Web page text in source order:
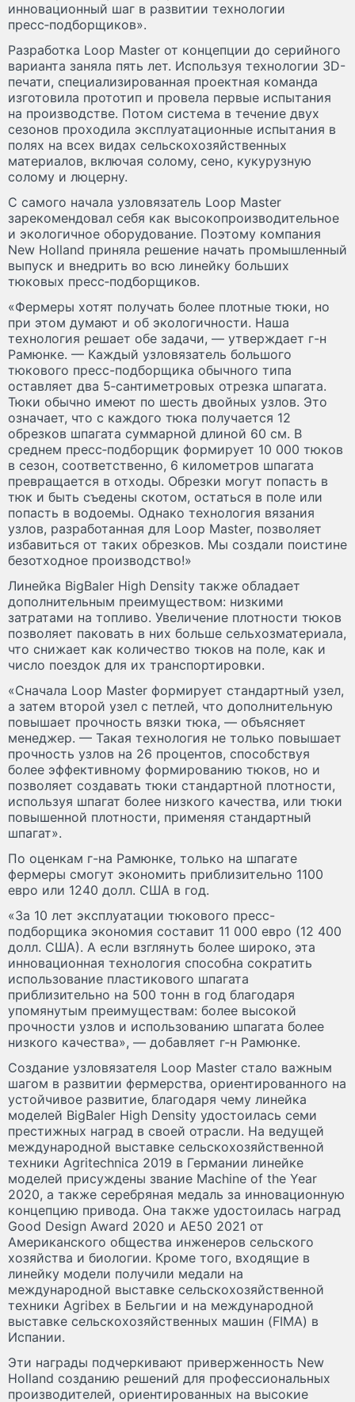
инновационный шаг в развитии технологии
пресс‑подборщиков».
Разработка Loop Master от концепции до серийного
варианта заняла пять лет. Используя технологии 3D-
печати, специализированная проектная команда
изготовила прототип и провела первые испытания
на производстве. Потом система в течение двух
сезонов проходила эксплуатационные испытания в
полях на всех видах сельскохозяйственных
материалов, включая солому, сено, кукурузную
солому и люцерну.
С самого начала узловязатель Loop Master
зарекомендовал себя как высокопроизводительное
и экологичное оборудование. Поэтому компания
New Holland приняла решение начать промышленный
выпуск и внедрить во всю линейку больших
тюковых пресс‑подборщиков.
«Фермеры хотят получать более плотные тюки, но
при этом думают и об экологичности. Наша
технология решает обе задачи, — утверждает г-н
Рамюнке. — Каждый узловязатель большого
тюкового пресс-подборщика обычного типа
оставляет два 5‑сантиметровых отрезка шпагата.
Тюки обычно имеют по шесть двойных узлов. Это
означает, что с каждого тюка получается 12
обрезков шпагата суммарной длиной 60 см. В
среднем пресс‑подборщик формирует 10 000 тюков
в сезон, соответственно, 6 километров шпагата
превращается в отходы. Обрезки могут попасть в
тюк и быть съедены скотом, остаться в поле или
попасть в водоемы. Однако технология вязания
узлов, разработанная для Loop Master, позволяет
избавиться от таких обрезков. Мы создали поистине
безотходное производство!»
Линейка BigBaler High Density также обладает
дополнительным преимуществом: низкими
затратами на топливо. Увеличение плотности тюков
позволяет паковать в них больше сельхозматериала,
что снижает как количество тюков на поле, как и
число поездок для их транспортировки.
«Сначала Loop Master формирует стандартный узел,
а затем второй узел с петлей, что дополнительную
повышает прочность вязки тюка, — объясняет
менеджер. — Такая технология не только повышает
прочность узлов на 26 процентов, способствуя
более эффективному формированию тюков, но и
позволяет создавать тюки стандартной плотности,
используя шпагат более низкого качества, или тюки
повышенной плотности, применяя стандартный
шпагат».
По оценкам г-на Рамюнке, только на шпагате
фермеры смогут экономить приблизительно 1100
евро или 1240 долл. США в год.
«За 10 лет эксплуатации тюкового пресс-
подборщика экономия составит 11 000 евро (12 400
долл. США). А если взглянуть более широко, эта
инновационная технология способна сократить
использование пластикового шпагата
приблизительно на 500 тонн в год благодаря
упомянутым преимуществам: более высокой
прочности узлов и использованию шпагата более
низкого качества», — добавляет г‑н Рамюнке.
Создание узловязателя Loop Master стало важным
шагом в развитии фермерства, ориентированного на
устойчивое развитие, благодаря чему линейка
моделей BigBaler High Density удостоилась семи
престижных наград в своей отрасли. На ведущей
международной выставке сельскохозяйственной
техники Agritechnica 2019 в Германии линейке
моделей присуждены звание Machine of the Year
2020, а также серебряная медаль за инновационную
концепцию привода. Она также удостоилась наград
Good Design Award 2020 и AE50 2021 от
Американского общества инженеров сельского
хозяйства и биологии. Кроме того, входящие в
линейку модели получили медали на
международной выставке сельскохозяйственной
техники Agribex в Бельгии и на международной
выставке сельскохозяйственных машин (FIMA) в
Испании.
Эти награды подчеркивают приверженность New
Holland созданию решений для профессиональных
производителей, ориентированных на высокие